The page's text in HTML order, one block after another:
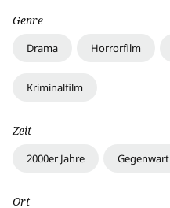
Genre
Drama Horrorfilm
Kriminalfilm
Zeit
2000er Jahre Gegenwart
Ort